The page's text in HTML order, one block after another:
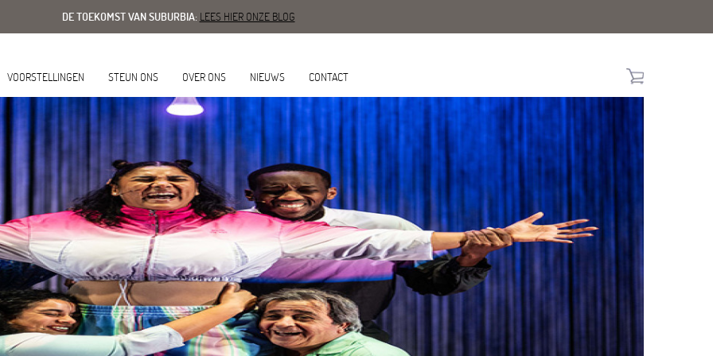
DE TOEKOMST VAN SUBURBIA: LEES HIER ONZE BLOG
VOORSTELLINGEN STEUN ONS OVER ONS NIEUWS CONTACT